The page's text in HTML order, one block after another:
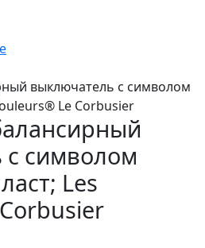
выключатель с символом
Le Corbusier
символом
Les